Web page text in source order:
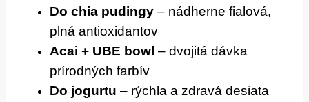
Do chia pudingy – nádherne fialová,
plná antioxidantov
Acai + UBE bowl – dvojitá dávka
prírodných farbív
Do jogurtu – rýchla a zdravá desiata